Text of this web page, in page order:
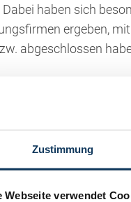
Zustimmung
Webseite verwendet
haben sich
ergeben,
abgeschlossen